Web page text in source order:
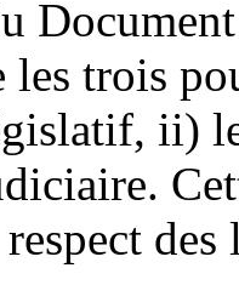
les trois
ii)
des